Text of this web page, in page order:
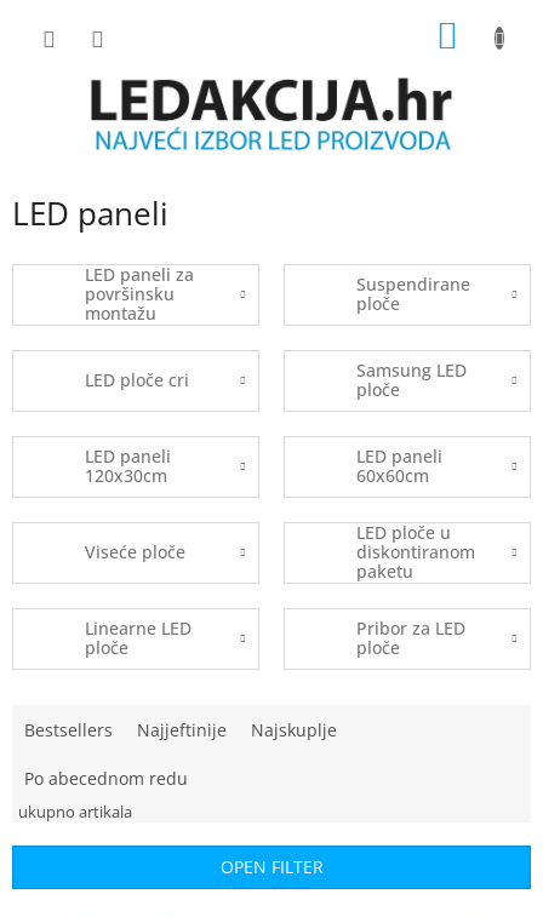
LED paneli
LED paneli za
površinsku
montažu
Suspendirane
ploče
LED ploče cri
Samsung LED
ploče
LED paneli
120x30cm
LED paneli
60x60cm
Viseće ploče
LED ploče u
diskontiranom
paketu
Linearne LED
ploče
Pribor za LED
ploče
u
c
Bestsellers Najjeftinije Najskuplje
Po abecednom redu
OPEN FILTER